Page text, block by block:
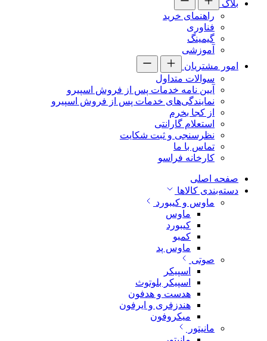
بلاگ
راهنمای خرید
فناوری
گیمینگ
آموزشی
امور مشتریان
سوالات متداول
آیین نامه خدمات پس از فروش اسپیرو
نمایندگی‌های خدمات پس از فروش اسپیرو
از کجا بخرم
استعلام گارانتی
نظرسنجی و ثبت شکایت
تماس با ما
کارخانه فراسو
صفحه اصلی
دسته‌بندی کالاها
ماوس و کیبورد
ماوس
کیبورد
کمبو
ماوس پد
صوتی
اسپیکر
اسپیکر بلوتوث
هدست و هدفون
هندزفری و ایرفون
میکروفون
مانیتور